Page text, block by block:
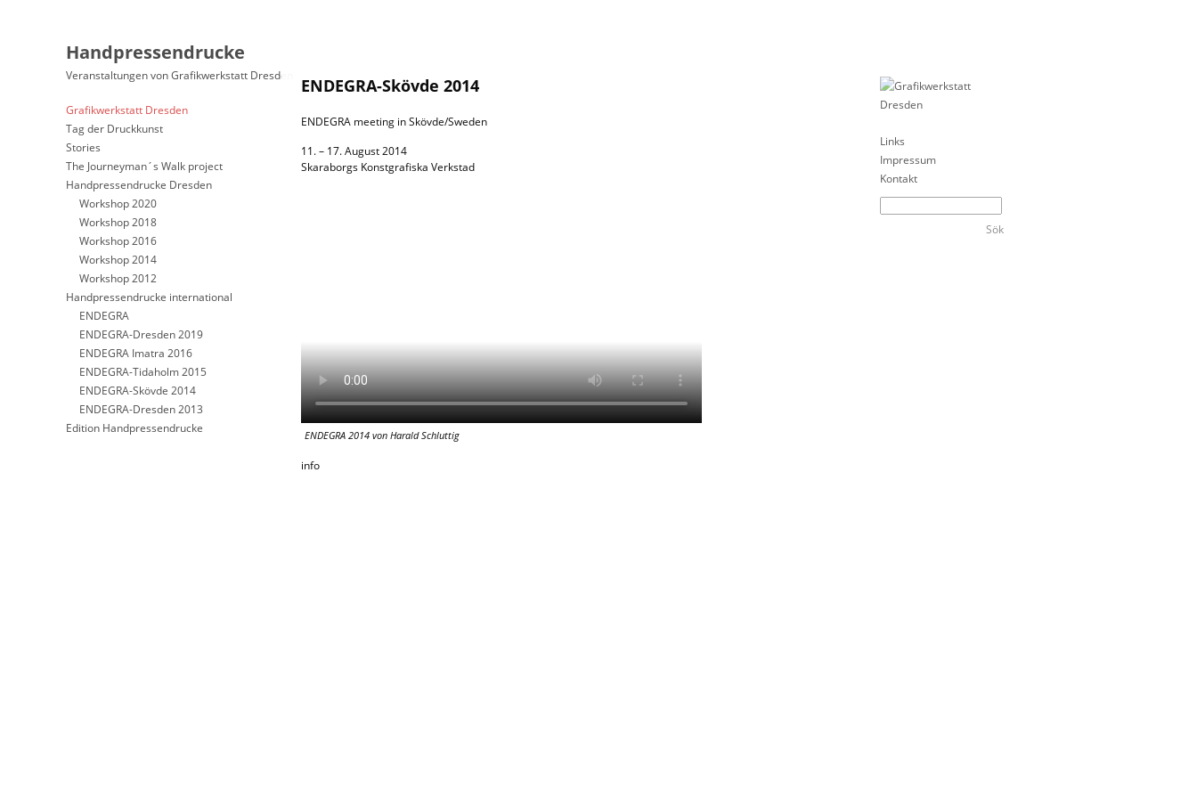
Handpressendrucke
Veranstaltungen von Grafikwerkstatt Dresden
Grafikwerkstatt Dresden
Tag der Druckkunst
Stories
The Journeyman´s Walk project
Handpressendrucke Dresden
Workshop 2020
Workshop 2018
Workshop 2016
Workshop 2014
Workshop 2012
Handpressendrucke international
ENDEGRA
ENDEGRA-Dresden 2019
ENDEGRA Imatra 2016
ENDEGRA-Tidaholm 2015
ENDEGRA-Skövde 2014
ENDEGRA-Dresden 2013
Edition Handpressendrucke
ENDEGRA-Skövde 2014
ENDEGRA meeting in Skövde/Sweden
11. – 17. August 2014
Skaraborgs Konstgrafiska Verkstad
ENDEGRA 2014 von Harald Schluttig
info
Links
Impressum
Kontakt